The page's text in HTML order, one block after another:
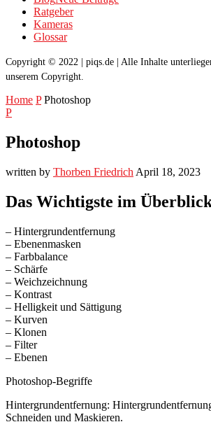
Ratgeber
Kameras
Glossar
Copyright © 2022 | piqs.de | Alle Inhalte
unserem Copyright.
Home P Photoshop
P
Photoshop
written by Thorben Friedrich April 18, 2023
Das Wichtigste im
– Hintergrundentfernung
– Ebenenmasken
– Farbbalance
– Schärfe
– Weichzeichnung
– Kontrast
– Helligkeit und Sättigung
– Kurven
– Klonen
– Filter
– Ebenen
Photoshop-Begriffe
Hintergrundentfernung:
Schneiden und Maskieren.